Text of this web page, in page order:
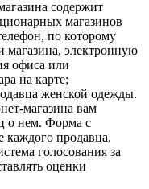
содержит
магазинов
по которому
магазина, электронную
офиса или
на карте;
женской одежды.
магазина вам
о нем. Форма с
каждого продавца.
голосования за
оценки